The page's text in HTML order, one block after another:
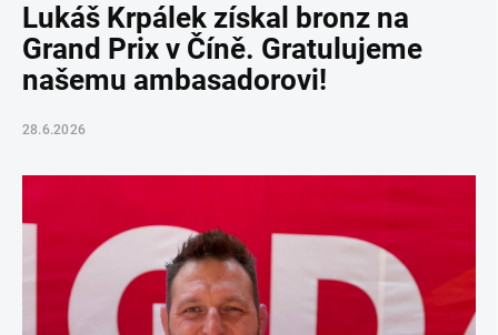
Lukáš Krpálek získal bronz na
Grand Prix v Číně. Gratulujeme
našemu ambasadorovi!
28.6.2026